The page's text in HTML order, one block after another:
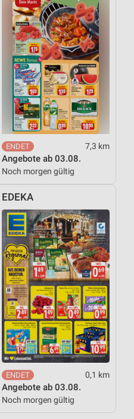
7,3 km
Angebote ab 03.08.
Noch morgen gültig
EDEKA
0,1 km
Angebote ab 03.08.
Noch morgen gültig
der Angebote
zur Auswahl von